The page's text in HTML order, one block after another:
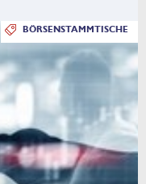
BÖRSENSTAMMTISCHE